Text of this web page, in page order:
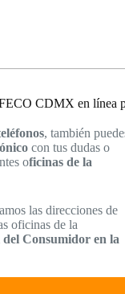
CDMX en línea
, también
con tus dudas o
oficinas de la
las direcciones de
oficinas de la
Consumidor en la